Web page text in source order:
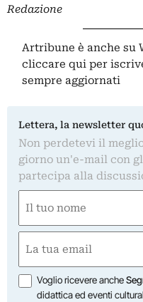
Redazione
Artribune è anche su
cliccare qui per
sempre aggiornati
Lettera, la newsletter
Non perdetevi il
giorno un'e-mail con
partecipa alla
(Obbligatorio)
(Obbligatorio)
Opzioni
Voglio ricevere anche
didattica ed eventi